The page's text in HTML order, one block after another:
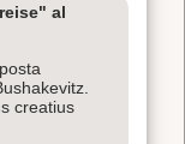
al
creatius